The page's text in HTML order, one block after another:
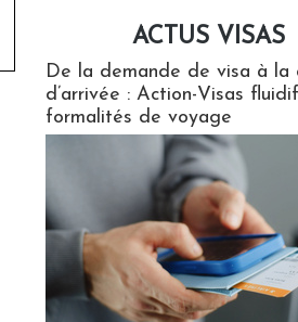
ACTUS VISAS
De la demande de visa à la
d’arrivée : Action-Visas
formalités de voyage